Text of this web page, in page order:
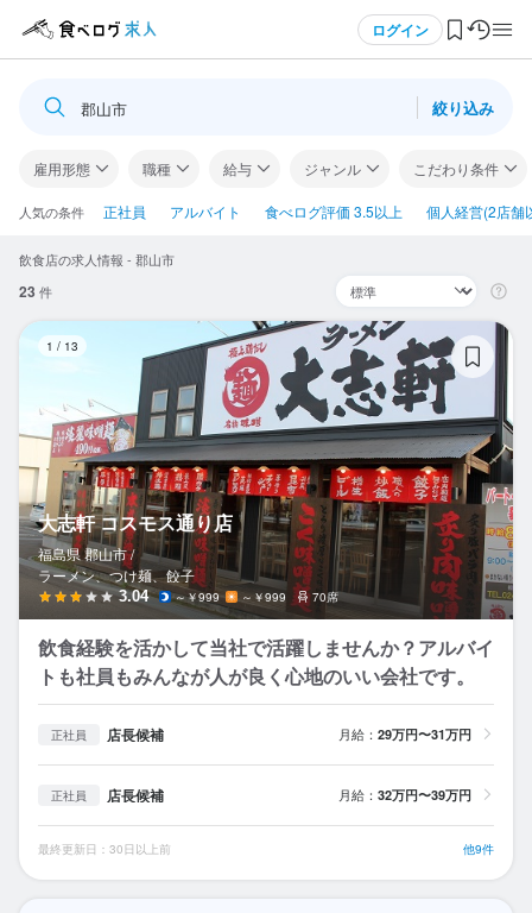
ログイン
食べログ求人TOP
求人検索
気になる求人
検索履歴・保存した条件
応募履歴
WEB履歴書
スカウト・メルマガ受信設定
ヘルプ・お問い合わせフォーム
掲載をご検討の店舗様へ
食べログ求人PRESS
プライバシーポリシー
利用規約
郡山市 絞り込み
雇用形態 職種 給与 ジャンル こだわり条件
人気の条件 正社員 アルバイト 食べログ評価 3.5以上 個人経営(2店舗
飲食店の求人情報 - 郡山市
23 件
1 / 13
大志軒 コスモス通り店
福島県 郡山市 /
ラーメン、つけ麺、餃子
3.04 ～￥999 ～￥999 70席
飲食経験を活かして当社で活躍しませんか？アルバイ
トも社員もみんなが人が良く心地のいい会社です。
正社員 店長候補 月給： 29万円〜31万円
正社員 店長候補 月給： 32万円〜39万円
最終更新日：30日以上前 他9件